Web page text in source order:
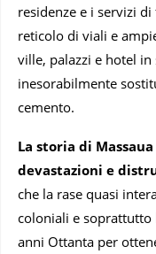
residenze e i servizi
reticolo di viali e
ville, palazzi e hotel
inesorabilmente
cemento.
La storia di
devastazioni e
che la rase quasi
coloniali e soprattutto
anni Ottanta per